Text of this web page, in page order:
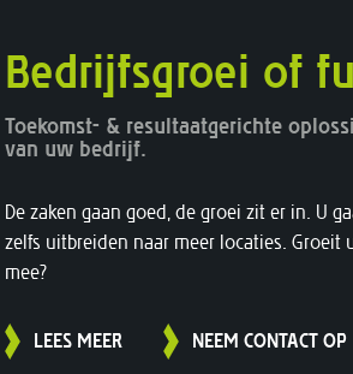
Bedrijfsgroei of
Toekomst- & resultaatgerichte
van uw bedrijf.
De zaken gaan goed, de groei zit er in. U
zelfs uitbreiden naar meer locaties. Groeit
mee?
LEES MEER NEEM CONTACT OP